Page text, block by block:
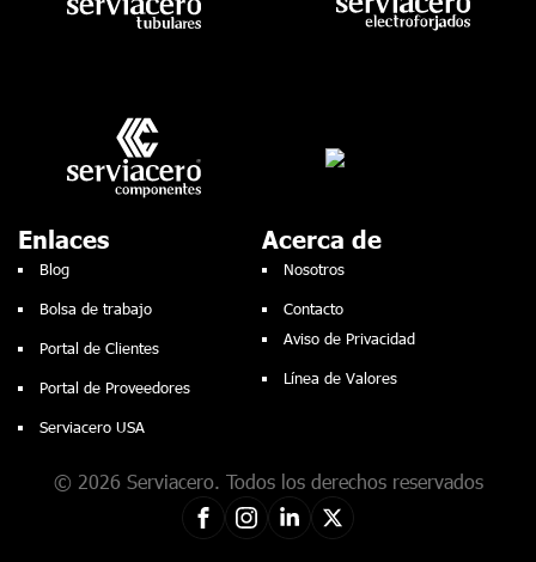
Enlaces
Blog
Bolsa de trabajo
Portal de Clientes
Portal de Proveedores
Serviacero USA
Acerca de
Nosotros
Contacto
Aviso de Privacidad
Línea de Valores
© 2026 Serviacero. Todos los derechos reservados